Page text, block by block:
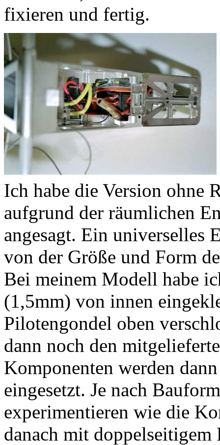
fixieren und fertig.
Ich habe die Version ohne
aufgrund der räumlichen
angesagt. Ein universelles
von der Größe und Form
Bei meinem Modell habe
(1,5mm) von innen
Pilotengondel oben
dann noch den
Komponenten werden
eingesetzt. Je nach
experimentieren wie die
danach mit